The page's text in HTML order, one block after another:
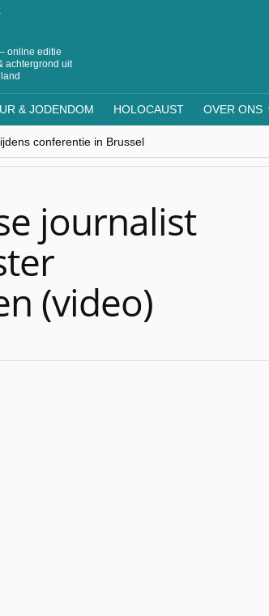
online editie
achtergrond uit
& JODENDOM HOLOCAUST OVER ONS
conferentie in Brussel
begrijpt”, Jinnih Beels (Vooruit)
journalist
(video)